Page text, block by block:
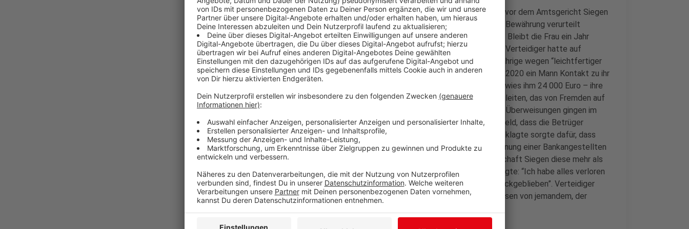
“Wer ist Opfer? Wer ist Täter?” - diese Frage war am Donnerstag vor dem Amtsgericht Siegen
schwierig zu klären. Eine 41jährige Frau ist zu einer Geldstrafe auf Bewährung verurteilt
worden. Richterin Dr. Hanne Grüttner hat die Angeklagte verwarnt. Bleibt die Frau ein Jahr
straffrei, wird ihre Geldstrafe in Höhe von 3 500 Euro erlassen. Ihr Verteidiger hatte auf
Freispruch plädiert. Die Staatsanwaltschaft Siegen hatte die 41jährige wegen “leichtfertiger
Geldwäsche” angeklagt. Über ein soziales Netzwerk hatte im Mai 2020 ein Mann Kontakt zu ihr
aufgenommen und ihr die große Liebe vorgegaukelt. Die Frau überwies ihm 24 000 Euro – ihre
gesamten Ersparnisse. Als sie dann gebeten wurde, Geld weiterzuleiten, das von Fremden auf
ihr Konto überwiesen werden sollte, tat sie auch das. In mehreren Überweisungen gingen im
September und Oktober 2020 mehr als 50 000 Euro bei ihr ein – Geld, dass die Betrüger
anderen “Love-Scamming”-Opfern abgenommen hatten. Die Angeklagte sorgte dafür, dass
dieses Geld in Bitcoin umgewandelt wurde. Die ausdrückliche Warnung einer Bankangestellten
schlug die verliebte Frau in den Wind. Nun wird die Staatsanwaltschaft Siegen diese mehr als
50 000 Euro bei ihr einziehen. Im “letzten Wort” sagte die Angeklagte: “Ich habe alles verloren
und bin mit einem emotionalen und finanziellen Totalschaden zurückgeblieben”. Verteidiger
Jens Kemper fasste es so zusammen: “Sie hat sich einwickeln lassen von jemandem, der